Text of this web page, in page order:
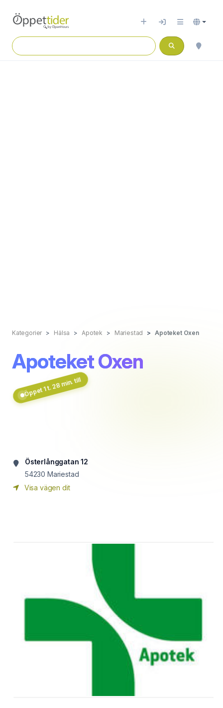
Kategorier Hälsa Apotek Mariestad Apoteket Oxen
Apoteket Oxen
Öppet 1 t. 28 min. till
Österlånggatan 12
54230 Mariestad
Visa vägen dit